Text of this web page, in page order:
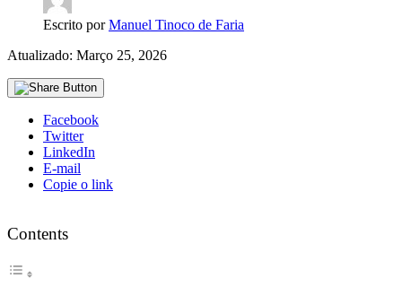
Escrito porManuel Tinoco de Faria
Atualizado: Março 25, 2026
Facebook
Twitter
LinkedIn
E-mail
Copie o link
Contents